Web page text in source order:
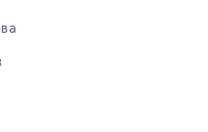
4,5 на основе 208 оценок